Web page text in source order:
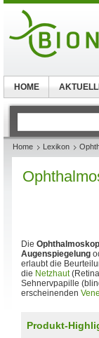
Home Lexikon
Die
Augenspiegelung
erlaubt die
die Netzhaut
Sehnervpapille
erscheinenden
Produkt-
HOME